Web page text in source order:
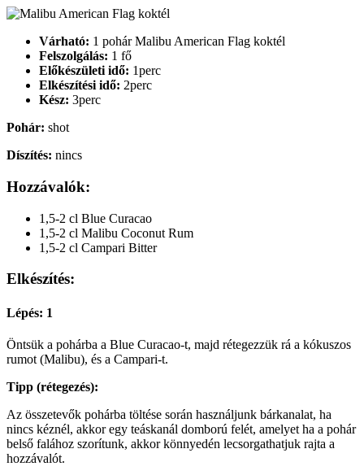
Várható: 1 pohár Malibu American Flag koktél
Felszolgálás: 1 fő
Előkészületi idő: 1perc
Elkészítési idő: 2perc
Kész: 3perc
Pohár: shot
Díszítés: nincs
Hozzávalók:
1,5-2 cl Blue Curacao
1,5-2 cl Malibu Coconut Rum
1,5-2 cl Campari Bitter
Elkészítés:
Lépés: 1
Öntsük a pohárba a Blue Curacao-t, majd rétegezzük rá a kókuszos
rumot (Malibu), és a Campari-t.
Tipp (rétegezés):
Az összetevők pohárba töltése során használjunk bárkanalat, ha
nincs kéznél, akkor egy teáskanál domború felét, amelyet ha a pohár
belső falához szorítunk, akkor könnyedén lecsorgathatjuk rajta a
hozzávalót.